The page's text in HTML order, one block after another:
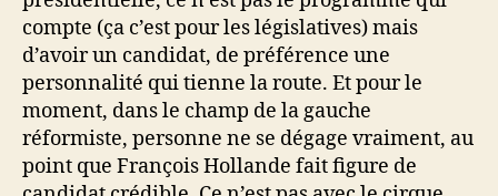
compte (ça c’est pour les législatives) mais
d’avoir un candidat, de préférence une
personnalité qui tienne la route. Et pour le
moment, dans le champ de la gauche
réformiste, personne ne se dégage vraiment, au
point que François Hollande fait figure de